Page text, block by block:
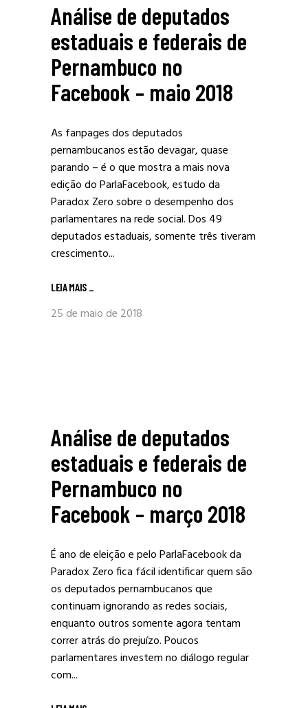
Análise de deputados
estaduais e federais de
Pernambuco no
Facebook – maio 2018
As fanpages dos deputados
pernambucanos estão devagar, quase
parando – é o que mostra a mais nova
edição do ParlaFacebook, estudo da
Paradox Zero sobre o desempenho dos
parlamentares na rede social. Dos 49
deputados estaduais, somente três tiveram
crescimento...
LEIA MAIS _
25 de maio de 2018
Análise de deputados
estaduais e federais de
Pernambuco no
Facebook – março 2018
É ano de eleição e pelo ParlaFacebook da
Paradox Zero fica fácil identificar quem são
os deputados pernambucanos que
continuam ignorando as redes sociais,
enquanto outros somente agora tentam
correr atrás do prejuízo. Poucos
parlamentares investem no diálogo regular
com...